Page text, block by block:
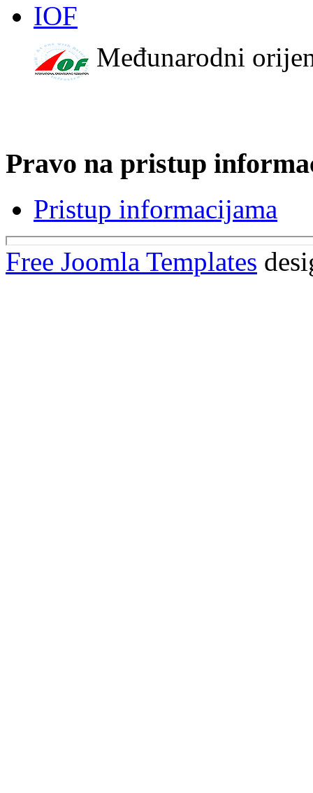
IOF
Međunarodni
Pravo na pristup
Pristup informacijama
Free Joomla Templates